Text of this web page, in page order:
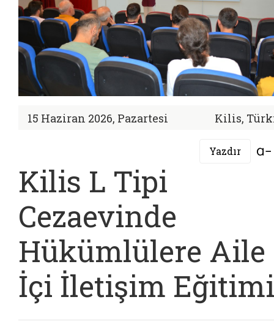
15 Haziran 2026, Pazartesi Kilis,
Yazdır
Kilis L Tipi
Cezaevinde
Hükümlülere Aile
İçi İletişim Eğitimi